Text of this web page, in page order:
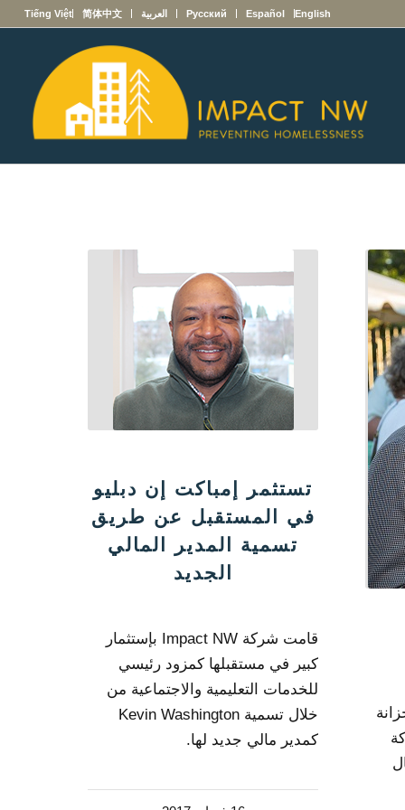
English
Español
Русский العربية 简体中文
Tiếng Việt
تستثمر إمباكت إن دبليو
في المستقبل عن طريق
تسمية المدير المالي
الجديد
قامت شركة Impact NW بإستثمار
كبير في مستقبلها كمزود رئيسي
للخدمات التعليمية والاجتماعية من
خلال تسمية Kevin Washington
كمدير مالي جديد لها.